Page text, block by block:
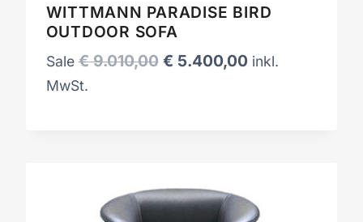
WITTMANN PARADISE BIRD
OUTDOOR SOFA
Sale €9.010,00 Ursprünglicher
€ 5.400,00Aktueller
inkl.
MwSt.